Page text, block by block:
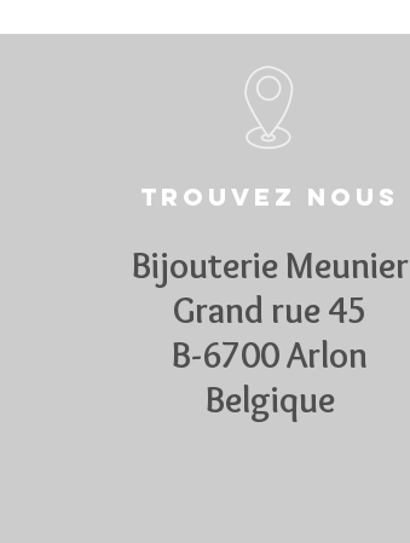
Trouvez nous
Bijouterie Meunier
Grand rue 45
B-6700 Arlon
Belgique